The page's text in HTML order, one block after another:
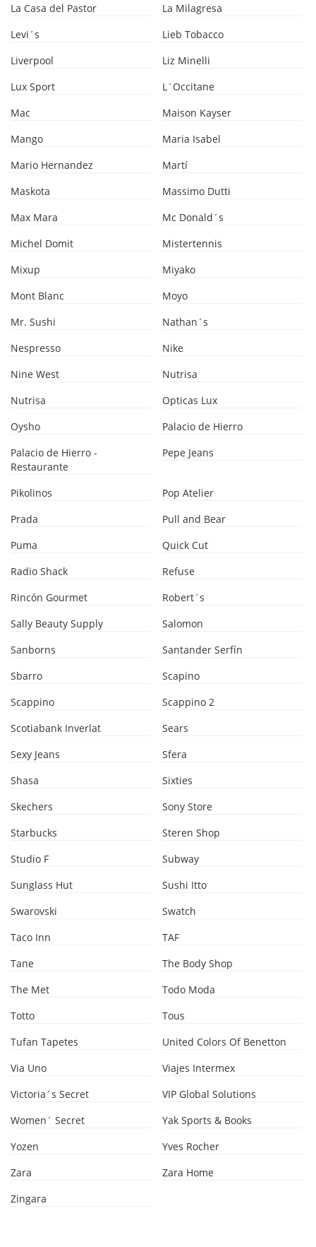
La Casa del Pastor
La Milagresa
Levi´s
Lieb Tobacco
Liverpool
Liz Minelli
Lux Sport
L´Occitane
Mac
Maison Kayser
Mango
Maria Isabel
Mario Hernandez
Martí
Maskota
Massimo Dutti
Max Mara
Mc Donald´s
Michel Domit
Mistertennis
Mixup
Miyako
Mont Blanc
Moyo
Mr. Sushi
Nathan´s
Nespresso
Nike
Nine West
Nutrisa
Nutrisa
Opticas Lux
Oysho
Palacio de Hierro
Palacio de Hierro -
Restaurante
Pepe Jeans
Pikolinos
Pop Atelier
Prada
Pull and Bear
Puma
Quick Cut
Radio Shack
Refuse
Rincón Gourmet
Robert´s
Sally Beauty Supply
Salomon
Sanborns
Santander Serfín
Sbarro
Scapino
Scappino
Scappino 2
Scotiabank Inverlat
Sears
Sexy Jeans
Sfera
Shasa
Sixties
Skechers
Sony Store
Starbucks
Steren Shop
Studio F
Subway
Sunglass Hut
Sushi Itto
Swarovski
Swatch
Taco Inn
TAF
Tane
The Body Shop
The Met
Todo Moda
Totto
Tous
Tufan Tapetes
United Colors Of Benetton
Via Uno
Viajes Intermex
Victoria´s Secret
VIP Global Solutions
Women´ Secret
Yak Sports & Books
Yozen
Yves Rocher
Zara
Zara Home
Zingara